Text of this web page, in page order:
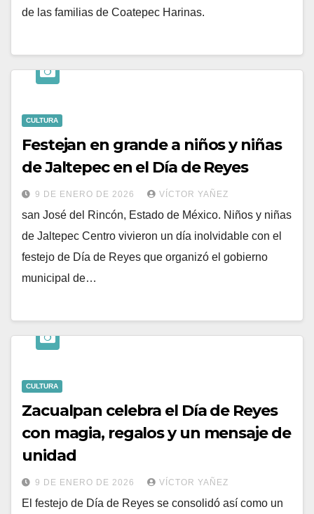
de las familias de Coatepec Harinas.
CULTURA
Festejan en grande a niños y niñas
de Jaltepec en el Día de Reyes
9 DE ENERO DE 2026 VÍCTOR YAÑEZ
san José del Rincón, Estado de México. Niños y niñas
de Jaltepec Centro vivieron un día inolvidable con el
festejo de Día de Reyes que organizó el gobierno
municipal de…
CULTURA
Zacualpan celebra el Día de Reyes
con magia, regalos y un mensaje de
unidad
9 DE ENERO DE 2026 VÍCTOR YAÑEZ
El festejo de Día de Reyes se consolidó así como un